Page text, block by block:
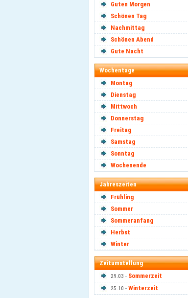
Guten Morgen
Schönen Tag
Nachmittag
Schönen Abend
Gute Nacht
Wochentage
Montag
Dienstag
Mittwoch
Donnerstag
Freitag
Samstag
Sonntag
Wochenende
Jahreszeiten
Frühling
Sommer
Sommeranfang
Herbst
Winter
Zeitumstellung
29.03 - Sommerzeit
25.10 - Winterzeit